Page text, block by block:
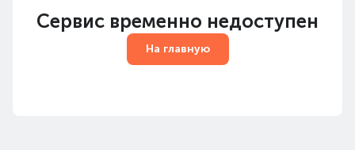
Сервис временно недоступен
На главную